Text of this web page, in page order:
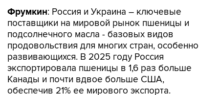
Фрумкин: Россия и Украина – ключевые
поставщики на мировой рынок пшеницы и
подсолнечного масла - базовых видов
продовольствия для многих стран, особенно
развивающихся. В 2025 году Россия
экспортировала пшеницы в 1,6 раз больше
Канады и почти вдвое больше США,
обеспечив 21% ее мирового экспорта.